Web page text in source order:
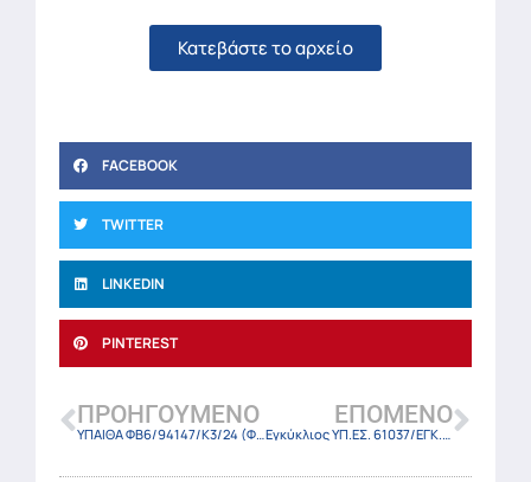
Κατεβάστε το αρχείο
FACEBOOK
TWITTER
LINKEDIN
PINTEREST
ΠΡΟΗΓΟΎΜΕΝΟ
ΥΠΑΙΘΑ ΦΒ6/94147/K3/24 (ΦΕΚ-4920 Β/28-8-24)
ΕΠΌΜΕΝΟ
Εγκύκλιος ΥΠ.ΕΣ. 61037/ΕΓΚ.34/28-8-24